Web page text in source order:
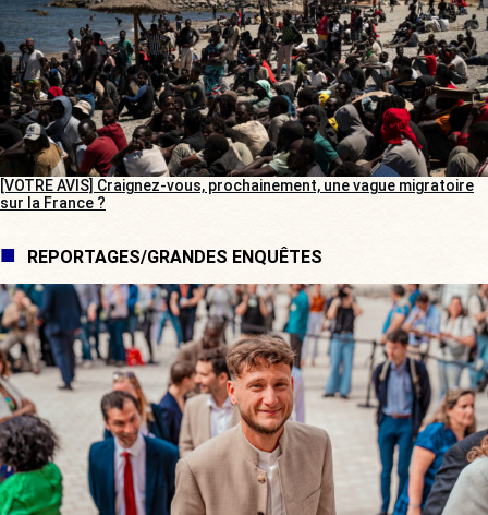
[VOTRE AVIS] Craignez-vous, prochainement, une vague migratoire
sur la France ?
REPORTAGES/GRANDES ENQUÊTES